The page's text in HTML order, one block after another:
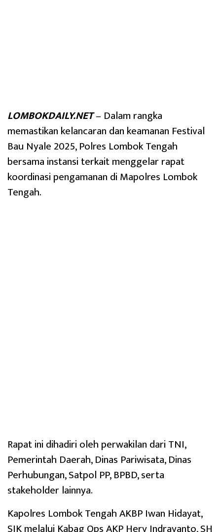
LOMBOKDAILY.NET– Dalam rangka
memastikan kelancaran dan keamanan Festival
Bau Nyale 2025, Polres Lombok Tengah
bersama instansi terkait menggelar rapat
koordinasi pengamanan di Mapolres Lombok
Tengah.
Rapat ini dihadiri oleh perwakilan dari TNI,
Pemerintah Daerah, Dinas Pariwisata, Dinas
Perhubungan, Satpol PP, BPBD, serta
stakeholder lainnya.
Kapolres Lombok Tengah AKBP Iwan Hidayat,